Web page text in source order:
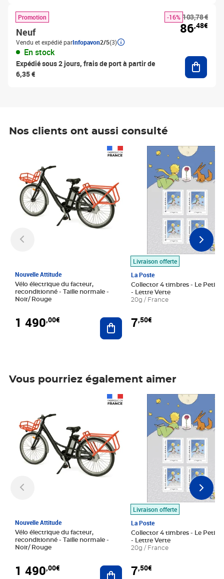
Promotion
Neuf
Vendu et expédié parInfopavon2/5(3)
En stock
Expédié sous 2 jours, frais de port à partir de
6,35 €
103,78 €
-16%
86,48€
Nos clients ont aussi consulté
Nouvelle Attitude
Vélo électrique du facteur,
reconditionné - Taille normale -
Noir/ Rouge
1 490,00€ Ajouter au panier
Livraison offerte
La Poste
Collector 4 timbres - Le Petit
- Lettre Verte
20g / France
7,50€
Prix 7,50€
Vous pourriez également aimer
Nouvelle Attitude
Vélo électrique du facteur,
reconditionné - Taille normale -
Noir/ Rouge
1 490,00€ Ajouter au panier
Livraison offerte
La Poste
Collector 4 timbres - Le Petit
- Lettre Verte
20g / France
7,50€
Prix 7,50€